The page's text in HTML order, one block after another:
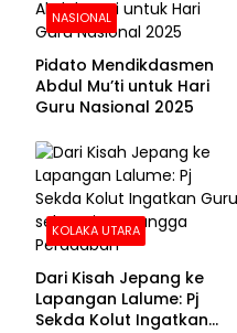
NASIONAL
Pidato Mendikdasmen
Abdul Mu’ti untuk Hari
Guru Nasional 2025
KOLAKA UTARA
Dari Kisah Jepang ke
Lapangan Lalume: Pj
Sekda Kolut Ingatkan